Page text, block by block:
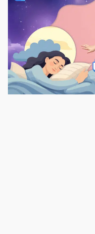
เพศหญิง แต่ช่วงนี้ก็ต้องระวังเ
สังคมใหม่ เพราะอาจจะเจอกับ
หวังผลประโยชน์จากคุณ ส่วนใ
โสดอยู่ ยังไม่มีคู่หรือคนรู้ใจ ก็จ
คน เลขเด็ด ฝันเห็นอกตัวเอง 1
เป็นข้างซ้ายหรือขวาก็ได้ ตามต
เหตุการณ์หรือคำพูดจากคนอื่น
ส่วนลาภมีโชคจากคนรัก ช่วงนี้
หากใครที่ต้องเจรจาการงาน จ
ผลลัพธ์ที่ดี ถึงแม้ว่าจะใช้เวลา
[…]